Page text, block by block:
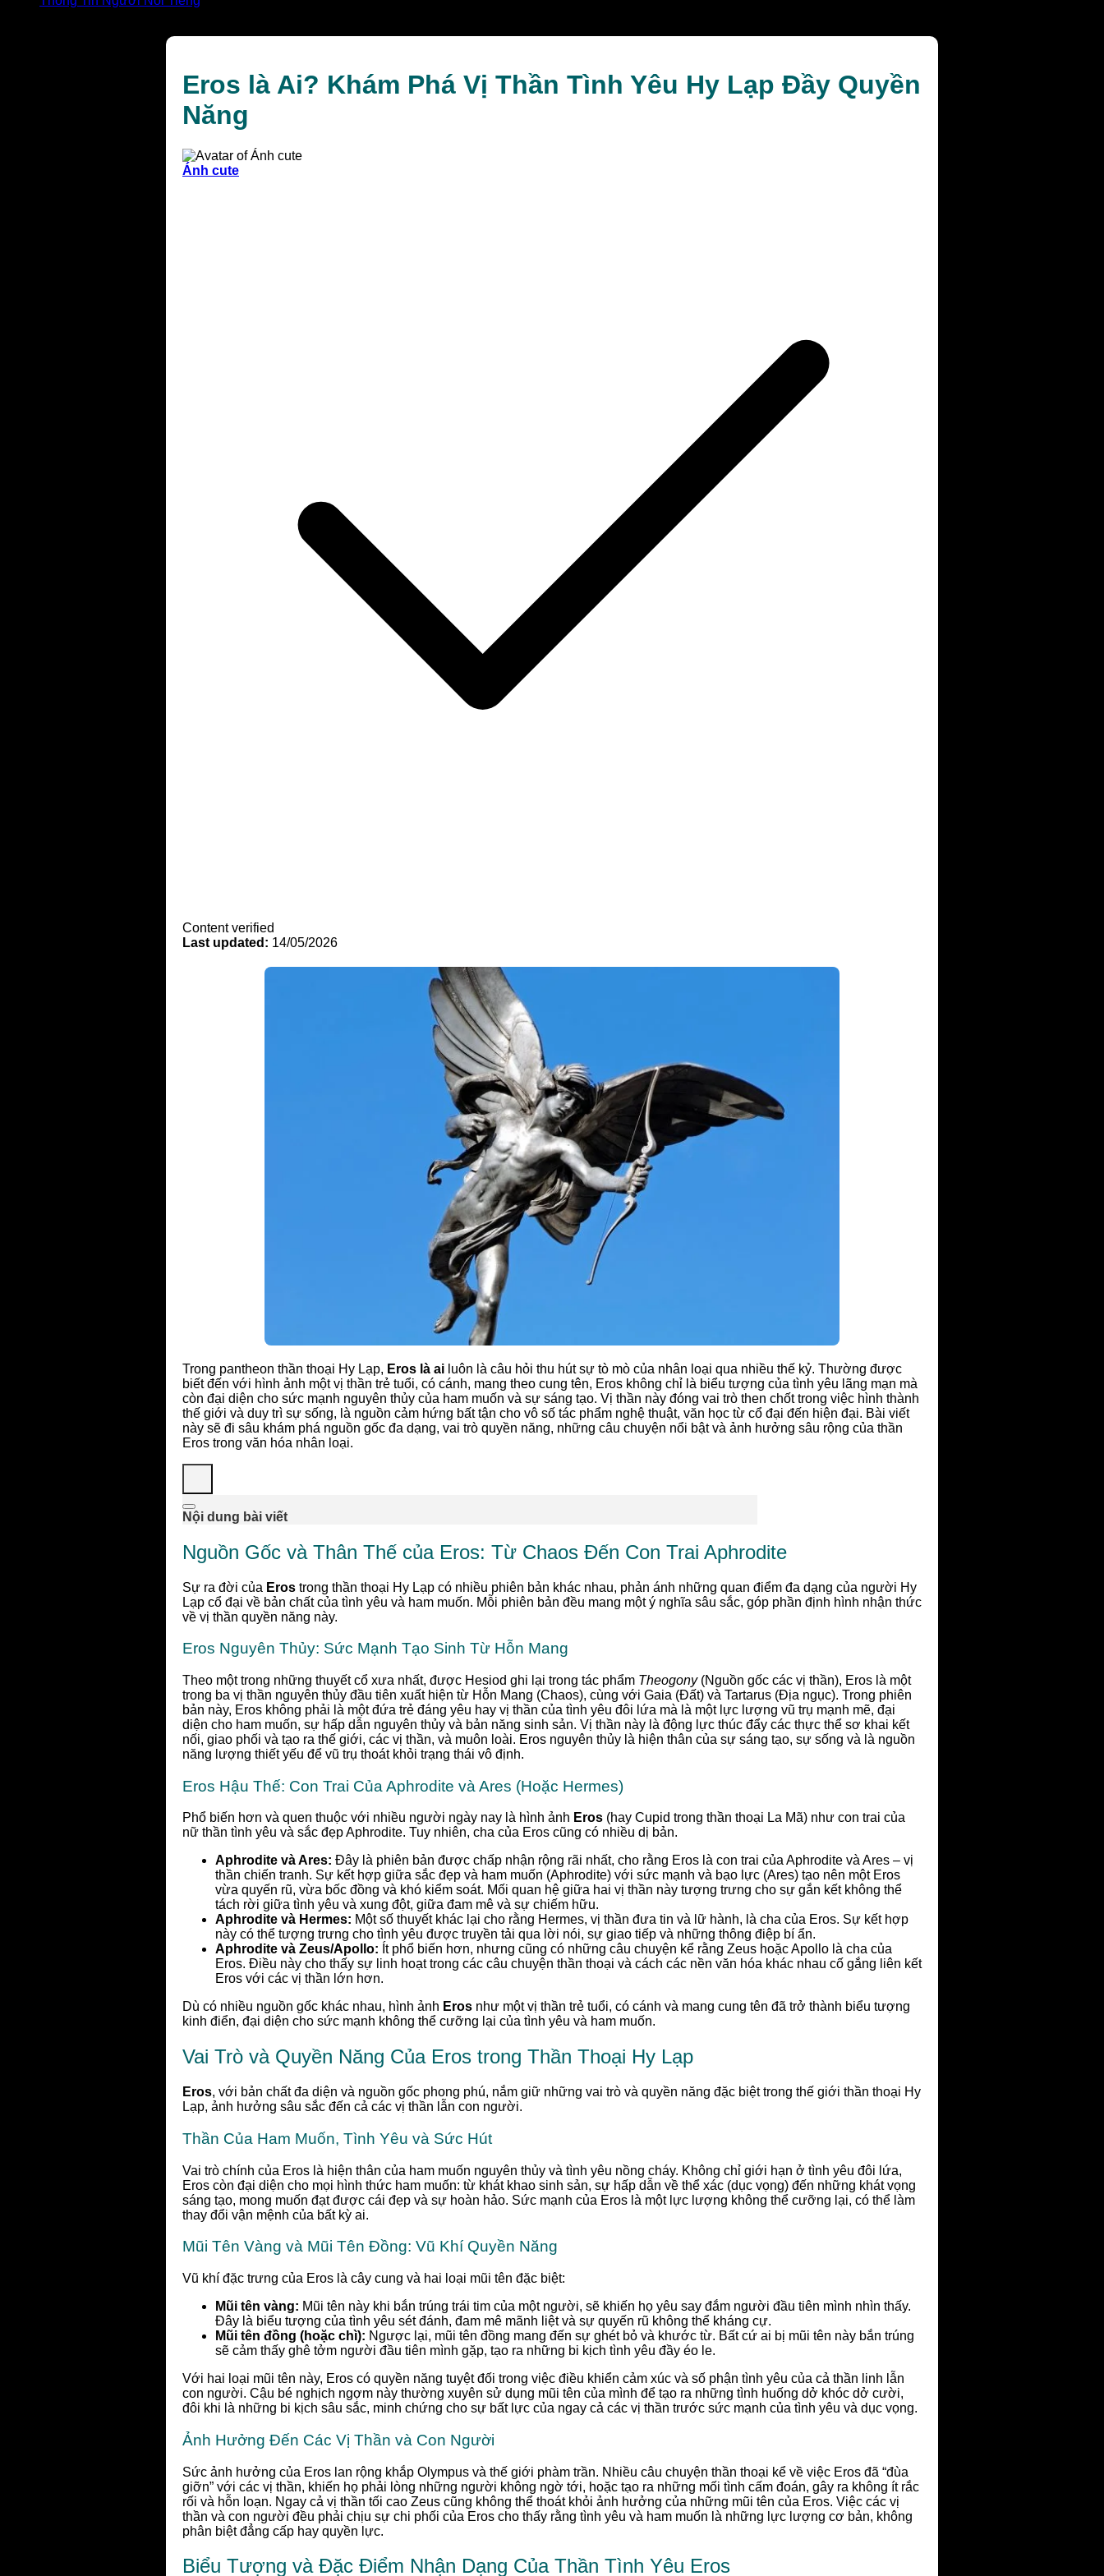
Eros là Ai? Khám Phá Vị Thần Tình Yêu Hy Lạp Đầy Quyền
Năng
Ánh cute
Content verified
Last updated: 14/05/2026
Trong pantheon thần thoại Hy Lạp, Eros là ai luôn là câu hỏi thu hút sự tò mò của nhân loại qua nhiều thế kỷ. Thường được
biết đến với hình ảnh một vị thần trẻ tuổi, có cánh, mang theo cung tên, Eros không chỉ là biểu tượng của tình yêu lãng mạn mà
còn đại diện cho sức mạnh nguyên thủy của ham muốn và sự sáng tạo. Vị thần này đóng vai trò then chốt trong việc hình thành
thế giới và duy trì sự sống, là nguồn cảm hứng bất tận cho vô số tác phẩm nghệ thuật, văn học từ cổ đại đến hiện đại. Bài viết
này sẽ đi sâu khám phá nguồn gốc đa dạng, vai trò quyền năng, những câu chuyện nổi bật và ảnh hưởng sâu rộng của thần
Eros trong văn hóa nhân loại.
Nội dung bài viết
Nguồn Gốc và Thân Thế của Eros: Từ Chaos Đến Con Trai Aphrodite
Sự ra đời của Eros trong thần thoại Hy Lạp có nhiều phiên bản khác nhau, phản ánh những quan điểm đa dạng của người Hy
Lạp cổ đại về bản chất của tình yêu và ham muốn. Mỗi phiên bản đều mang một ý nghĩa sâu sắc, góp phần định hình nhận thức
về vị thần quyền năng này.
Eros Nguyên Thủy: Sức Mạnh Tạo Sinh Từ Hỗn Mang
Theo một trong những thuyết cổ xưa nhất, được Hesiod ghi lại trong tác phẩm Theogony(Nguồn gốc các vị thần), Eros là một
trong ba vị thần nguyên thủy đầu tiên xuất hiện từ Hỗn Mang (Chaos), cùng với Gaia (Đất) và Tartarus (Địa ngục). Trong phiên
bản này, Eros không phải là một đứa trẻ đáng yêu hay vị thần của tình yêu đôi lứa mà là một lực lượng vũ trụ mạnh mẽ, đại
diện cho ham muốn, sự hấp dẫn nguyên thủy và bản năng sinh sản. Vị thần này là động lực thúc đẩy các thực thể sơ khai kết
nối, giao phối và tạo ra thế giới, các vị thần, và muôn loài. Eros nguyên thủy là hiện thân của sự sáng tạo, sự sống và là nguồn
năng lượng thiết yếu để vũ trụ thoát khỏi trạng thái vô định.
Eros Hậu Thế: Con Trai Của Aphrodite và Ares (Hoặc Hermes)
Phổ biến hơn và quen thuộc với nhiều người ngày nay là hình ảnh Eros (hay Cupid trong thần thoại La Mã) như con trai của
nữ thần tình yêu và sắc đẹp Aphrodite. Tuy nhiên, cha của Eros cũng có nhiều dị bản.
Aphrodite và Ares: Đây là phiên bản được chấp nhận rộng rãi nhất, cho rằng Eros là con trai của Aphrodite và Ares – vị
thần chiến tranh. Sự kết hợp giữa sắc đẹp và ham muốn (Aphrodite) với sức mạnh và bạo lực (Ares) tạo nên một Eros
vừa quyến rũ, vừa bốc đồng và khó kiểm soát. Mối quan hệ giữa hai vị thần này tượng trưng cho sự gắn kết không thể
tách rời giữa tình yêu và xung đột, giữa đam mê và sự chiếm hữu.
Aphrodite và Hermes: Một số thuyết khác lại cho rằng Hermes, vị thần đưa tin và lữ hành, là cha của Eros. Sự kết hợp
này có thể tượng trưng cho tình yêu được truyền tải qua lời nói, sự giao tiếp và những thông điệp bí ẩn.
Aphrodite và Zeus/Apollo: Ít phổ biến hơn, nhưng cũng có những câu chuyện kể rằng Zeus hoặc Apollo là cha của
Eros. Điều này cho thấy sự linh hoạt trong các câu chuyện thần thoại và cách các nền văn hóa khác nhau cố gắng liên kết
Eros với các vị thần lớn hơn.
Dù có nhiều nguồn gốc khác nhau, hình ảnh Eros như một vị thần trẻ tuổi, có cánh và mang cung tên đã trở thành biểu tượng
kinh điển, đại diện cho sức mạnh không thể cưỡng lại của tình yêu và ham muốn.
Vai Trò và Quyền Năng Của Eros trong Thần Thoại Hy Lạp
Eros, với bản chất đa diện và nguồn gốc phong phú, nắm giữ những vai trò và quyền năng đặc biệt trong thế giới thần thoại Hy
Lạp, ảnh hưởng sâu sắc đến cả các vị thần lẫn con người.
Thần Của Ham Muốn, Tình Yêu và Sức Hút
Vai trò chính của Eros là hiện thân của ham muốn nguyên thủy và tình yêu nồng cháy. Không chỉ giới hạn ở tình yêu đôi lứa,
Eros còn đại diện cho mọi hình thức ham muốn: từ khát khao sinh sản, sự hấp dẫn về thể xác (dục vọng) đến những khát vọng
sáng tạo, mong muốn đạt được cái đẹp và sự hoàn hảo. Sức mạnh của Eros là một lực lượng không thể cưỡng lại, có thể làm
thay đổi vận mệnh của bất kỳ ai.
Mũi Tên Vàng và Mũi Tên Đồng: Vũ Khí Quyền Năng
Vũ khí đặc trưng của Eros là cây cung và hai loại mũi tên đặc biệt:
Mũi tên vàng: Mũi tên này khi bắn trúng trái tim của một người, sẽ khiến họ yêu say đắm người đầu tiên mình nhìn thấy.
Đây là biểu tượng của tình yêu sét đánh, đam mê mãnh liệt và sự quyến rũ không thể kháng cự.
Mũi tên đồng (hoặc chì): Ngược lại, mũi tên đồng mang đến sự ghét bỏ và khước từ. Bất cứ ai bị mũi tên này bắn trúng
sẽ cảm thấy ghê tởm người đầu tiên mình gặp, tạo ra những bi kịch tình yêu đầy éo le.
Với hai loại mũi tên này, Eros có quyền năng tuyệt đối trong việc điều khiển cảm xúc và số phận tình yêu của cả thần linh lẫn
con người. Cậu bé nghịch ngợm này thường xuyên sử dụng mũi tên của mình để tạo ra những tình huống dở khóc dở cười,
đôi khi là những bi kịch sâu sắc, minh chứng cho sự bất lực của ngay cả các vị thần trước sức mạnh của tình yêu và dục vọng.
Ảnh Hưởng Đến Các Vị Thần và Con Người
Sức ảnh hưởng của Eros lan rộng khắp Olympus và thế giới phàm trần. Nhiều câu chuyện thần thoại kể về việc Eros đã “đùa
giỡn” với các vị thần, khiến họ phải lòng những người không ngờ tới, hoặc tạo ra những mối tình cấm đoán, gây ra không ít rắc
rối và hỗn loạn. Ngay cả vị thần tối cao Zeus cũng không thể thoát khỏi ảnh hưởng của những mũi tên của Eros. Việc các vị
thần và con người đều phải chịu sự chi phối của Eros cho thấy rằng tình yêu và ham muốn là những lực lượng cơ bản, không
phân biệt đẳng cấp hay quyền lực.
Biểu Tượng và Đặc Điểm Nhận Dạng Của Thần Tình Yêu Eros